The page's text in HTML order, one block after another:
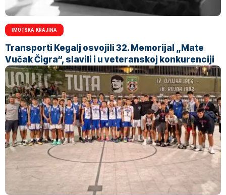
IMOTSKA KRAJINA
Transporti Kegalj osvojili 32. Memorijal „Mate
Vučak Čigra“, slavili i u veteranskoj konkurenciji